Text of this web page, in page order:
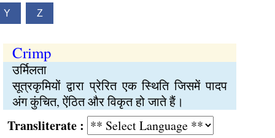
Y Z
Crimp
उर्मिलता
सूत्रकृमियों द्वारा प्रेरित एक स्थिति जिसमें पादप
अंग कुंचित, ऐंठित और विकृत हो जाते हैं।
: